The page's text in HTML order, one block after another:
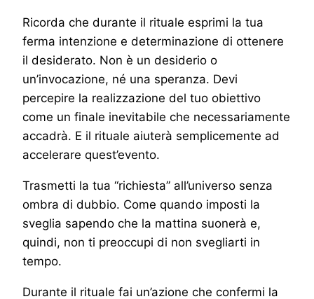
Ricorda che durante il rituale esprimi la tua
ferma intenzione e determinazione di ottenere
il desiderato. Non è un desiderio o
un’invocazione, né una speranza. Devi
percepire la realizzazione del tuo obiettivo
come un finale inevitabile che necessariamente
accadrà. E il rituale aiuterà semplicemente ad
accelerare quest’evento.
Trasmetti la tua “richiesta” all’universo senza
ombra di dubbio. Come quando imposti la
sveglia sapendo che la mattina suonerà e,
quindi, non ti preoccupi di non svegliarti in
tempo.
Durante il rituale fai un’azione che confermi la